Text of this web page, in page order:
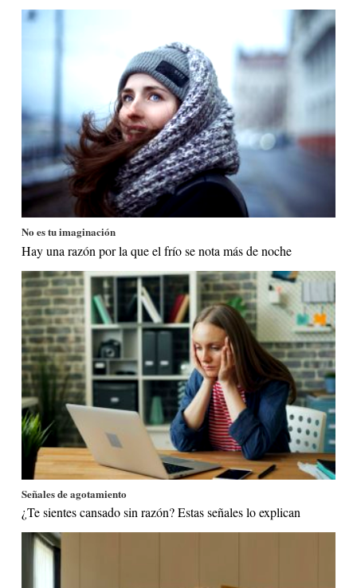
No es tu imaginación
Hay una razón por la que el frío se nota más de noche
Señales de agotamiento
¿Te sientes cansado sin razón? Estas señales lo explican